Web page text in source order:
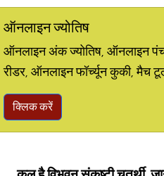
ऑनलाइन ज्योतिष
ऑनलाइन अंक ज्योतिष, ऑनलाइन
रीडर, ऑनलाइन फॉर्च्यून कुकी, मैच
क्लिक करें